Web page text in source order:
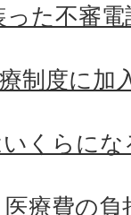
た不審
制度に加
くらにな
療費の負